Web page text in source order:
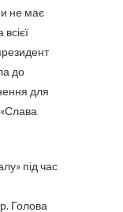
не має
до
для
під час
Голова